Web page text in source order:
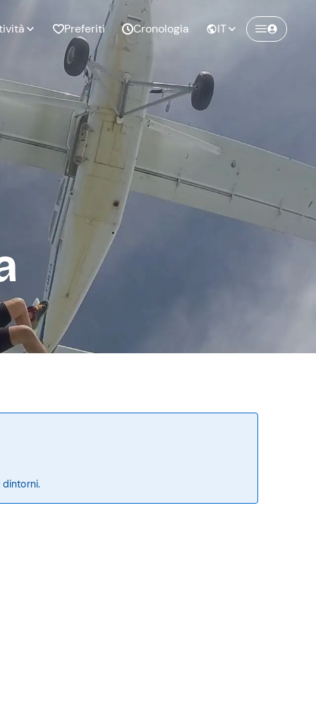
di
Compleanno
Addio al
nubilato
Preferiti Cronologia IT
dintorni.
Crea un account Freedome
Unisciti a una community di avventurieri
come te e colleziona ricordi indimenticabili!
Continua con l'email